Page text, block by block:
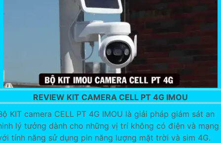
REVIEW KIT CAMERA CELL PT 4G IMOU
KIT camera CELL PT 4G IMOU là giải pháp giám sát an
lý tưởng dành cho những vị trí không có điện và mạng
tính năng sử dụng pin năng lượng mặt trời và sim 4G.